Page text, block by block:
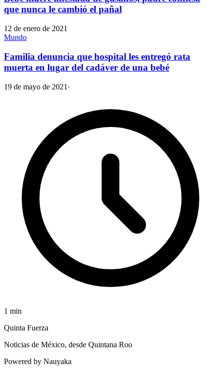
que nunca le cambió el pañal
12 de enero de 2021
Mundo
Familia denuncia que hospital les entregó rata
muerta en lugar del cadáver de una bebé
19 de mayo de 2021 ·
1 min
Quinta Fuerza
Noticias de México, desde Quintana Roo
Powered by Nauyaka